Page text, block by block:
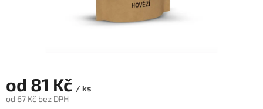
od 81 Kč / ks
od 67 Kč bez DPH